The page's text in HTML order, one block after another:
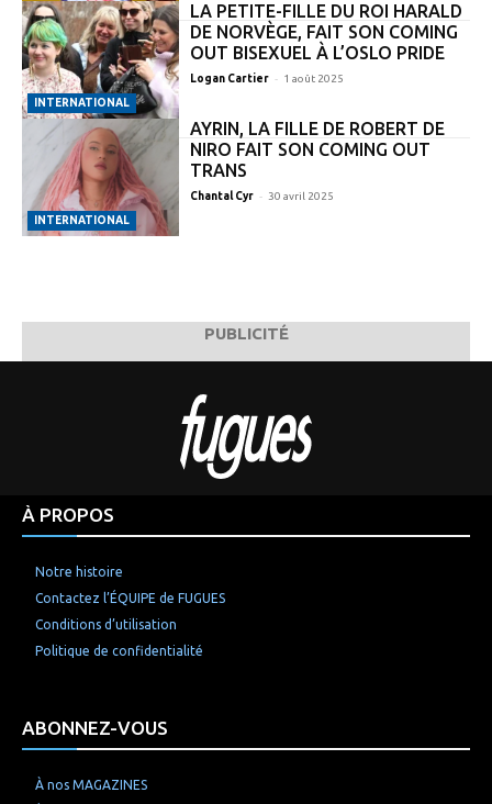
INTERNATIONAL
LA PETITE-FILLE DU ROI HARALD
DE NORVÈGE, FAIT SON COMING
OUT BISEXUEL À L’OSLO PRIDE
Logan Cartier - 1 août 2025
INTERNATIONAL
AYRIN, LA FILLE DE ROBERT DE
NIRO FAIT SON COMING OUT
TRANS
Chantal Cyr - 30 avril 2025
PUBLICITÉ
À PROPOS
Notre histoire
Contactez l’ÉQUIPE de FUGUES
Conditions d’utilisation
Politique de confidentialité
ABONNEZ-VOUS
À nos MAGAZINES